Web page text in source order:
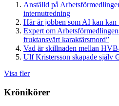
Anställd på
internutredning
Här är jobben som AI kan kan
Expert om
fruktansvärt karaktärsmord”
Vad är skillnaden mellan
Ulf Kristersson skapade själv
Visa fler
Krönikörer